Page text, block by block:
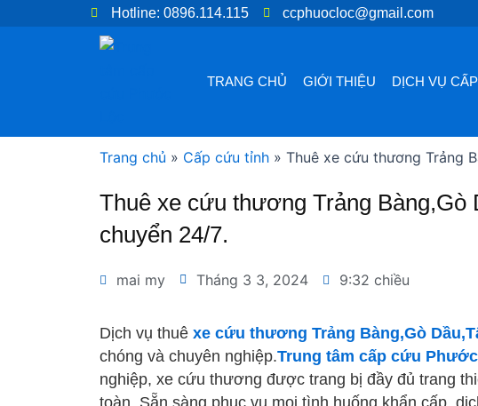
Hotline: 0896.114.115 ccphuocloc@gmail.com
TRANG CHỦ GIỚI THIỆU DỊCH VỤ
Trang chủ » Cấp cứu tỉnh » Thuê xe cứu thương Trảng
Thuê xe cứu thương Trảng Bàng,Gò
chuyển 24/7.
mai my Tháng 3 3, 2024 9:32 chiều
Dịch vụ thuê xe cứu thương Trảng Bàng,Gò
chóng và chuyên nghiệp.Trung tâm cấp cứu
nghiệp, xe cứu thương được trang bị đầy đủ trang
toàn. Sẵn sàng phục vụ mọi tình huống khẩn cấp,